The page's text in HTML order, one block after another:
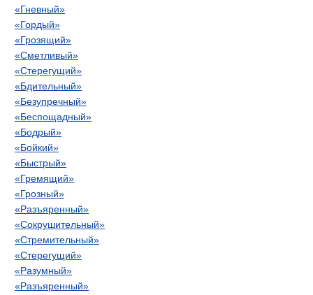
«Гневный»
«Гордый»
«Грозящий»
«Сметливый»
«Стерегущий»
«Бдительный»
«Безупречный»
«Беспощадный»
«Бодрый»
«Бойкий»
«Быстрый»
«Гремящий»
«Грозный»
«Разъяренный»
«Сокрушительный»
«Стремительный»
«Стерегущий»
«Разумный»
«Разъяренный»